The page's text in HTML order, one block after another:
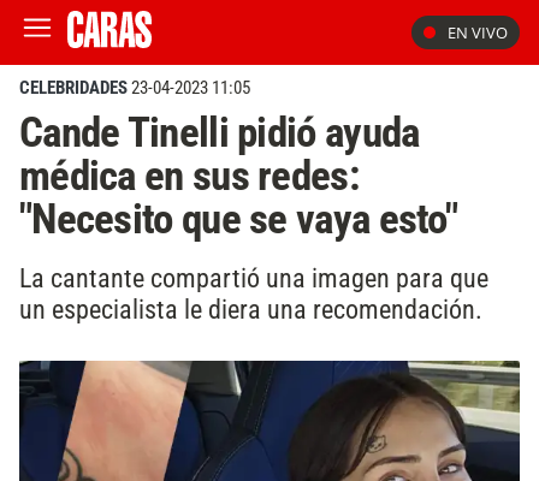
EN VIVO
CELEBRIDADES23-04-2023 11:05
Cande Tinelli pidió ayuda
médica en sus redes:
"Necesito que se vaya esto"
La cantante compartió una imagen para que
un especialista le diera una recomendación.